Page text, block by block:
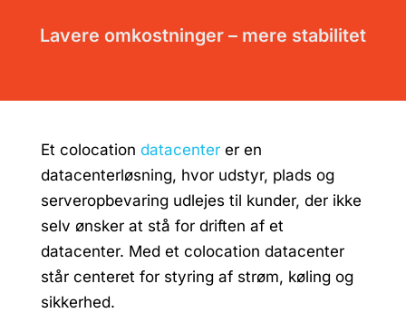
Lavere omkostninger – mere stabilitet
Et colocation datacenter er en
datacenterløsning, hvor udstyr, plads og
serveropbevaring udlejes til kunder, der ikke
selv ønsker at stå for driften af et
datacenter. Med et colocation datacenter
står centeret for styring af strøm, køling og
sikkerhed.